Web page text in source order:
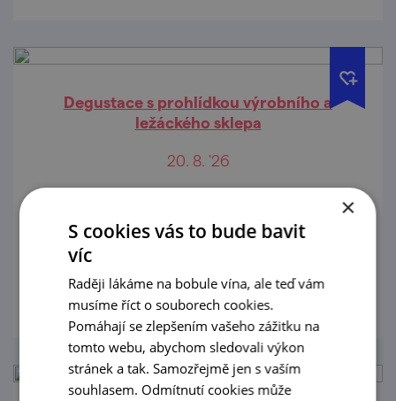
Degustace s prohlídkou výrobního a
ležáckého sklepa
20. 8. '26
nahlédnout do tajů výroby vína vinařství
Jiřího Šilinka a ochutnat jejich vína!
prohlédnout
×
S cookies vás to bude bavit
víc
Raději lákáme na bobule vína, ale teď vám
musíme říct o souborech cookies.
Pomáhají se zlepšením vašeho zážitku na
tomto webu, abychom sledovali výkon
stránek a tak. Samozřejmě jen s vaším
souhlasem. Odmítnutí cookies může